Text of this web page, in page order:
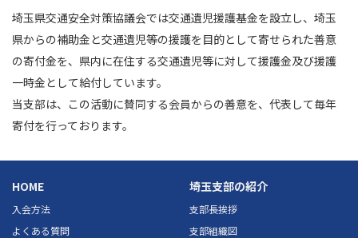
埼玉県交通安全対策協議会では交通遺児援護基金を設立し、埼玉
県からの補助金と交通遺児等の援護を目的として寄せられた善意
の寄付金を、県内に在住する交通遺児等に対して援護金及び援護
一時金として給付しています。
当支部は、この活動に賛同する会員からの善意を、代表して毎年
寄付を行っております。
HOME
入会方法
よくある質問
埼玉支部の紹介
支部長挨拶
支部組織図